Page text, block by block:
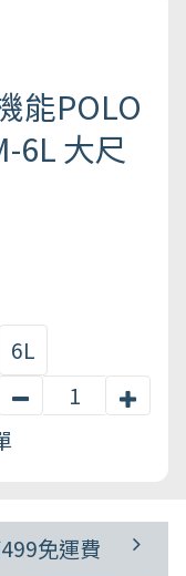
能POLO
6L 大尺
6L
免運費